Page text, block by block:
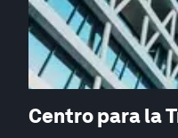
Centro para la